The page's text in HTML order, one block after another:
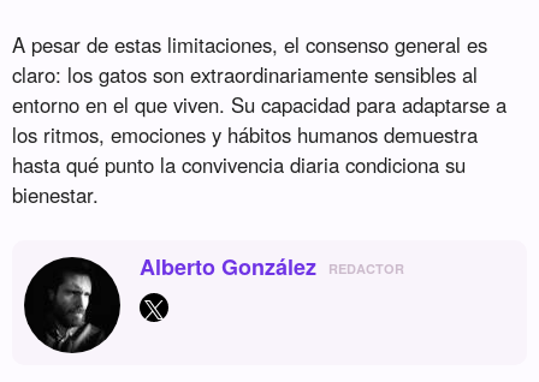
A pesar de estas limitaciones, el consenso general es
claro: los gatos son extraordinariamente sensibles al
entorno en el que viven. Su capacidad para adaptarse a
los ritmos, emociones y hábitos humanos demuestra
hasta qué punto la convivencia diaria condiciona su
bienestar.
Alberto González REDACTOR